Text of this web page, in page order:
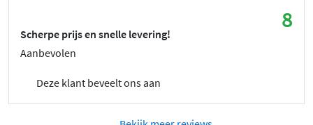
8
Scherpe prijs en snelle levering!
Aanbevolen
Deze klant beveelt ons aan